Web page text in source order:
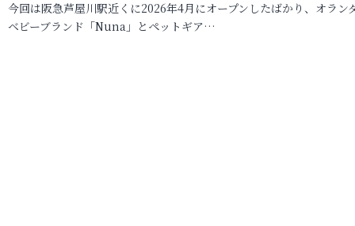
今回は阪急芦屋川駅近くに2026年4月にオープンしたばかり、オラン
ベビーブランド「Nuna」とペットギア…